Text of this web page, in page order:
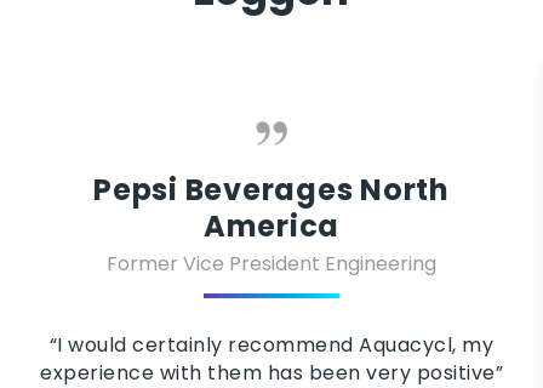
Pepsi Beverages North
America
Former Vice President Engineering
“I would certainly recommend Aquacycl, my
experience with them has been very positive”